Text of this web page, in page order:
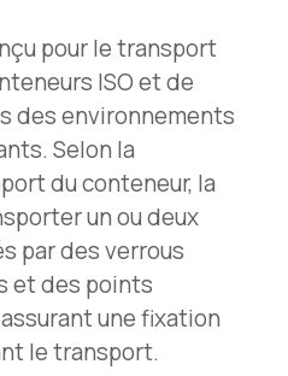
pour le transport
ISO et de
des environnements
Selon la
du conteneur, la
un ou deux
par des verrous
et des points
une fixation
le transport.